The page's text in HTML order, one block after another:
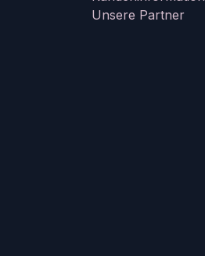
Unsere Partner